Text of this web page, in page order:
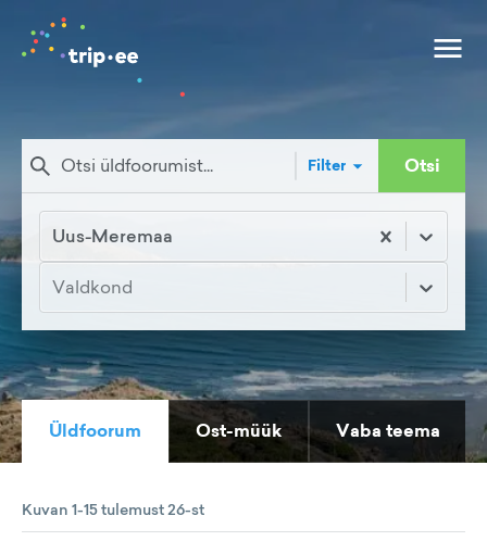
Filter Otsi
Uus-Meremaa
Valdkond
Üldfoorum Ost-müük Vaba teema
Kuvan 1-15 tulemust 26-st